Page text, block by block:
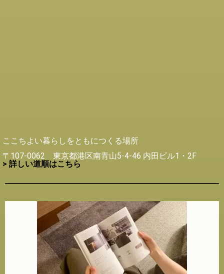
ここちよい暮らしをともにつくる場所
〒107-0062 東京都港区南青山5-4-46 内田ビル1・2F
> 詳しい道順はこちら